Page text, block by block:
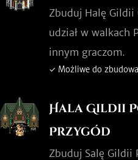
Zbuduj Halę Gildii
udział w walkach
innym graczom.
✓ Możliwe do
Hala Gildii
Przygód
Zbuduj Salę Gildii